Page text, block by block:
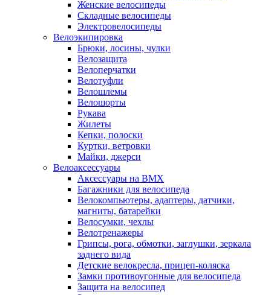
Женские велосипеды
Складные велосипеды
Электровелосипеды
Велоэкипировка
Брюки, лосины, чулки
Велозащита
Велоперчатки
Велотуфли
Велошлемы
Велошорты
Рукава
Жилеты
Кепки, полоски
Куртки, ветровки
Майки, джерси
Велоаксессуары
Аксессуары на BMX
Багажники для велосипеда
Велокомпьютеры, адаптеры, датчики,
магниты, батарейки
Велосумки, чехлы
Велотренажеры
Грипсы, рога, обмотки, заглушки, зеркала
заднего вида
Детские велокресла, прицеп-коляска
Замки противоугонные для велосипеда
Защита на велосипед